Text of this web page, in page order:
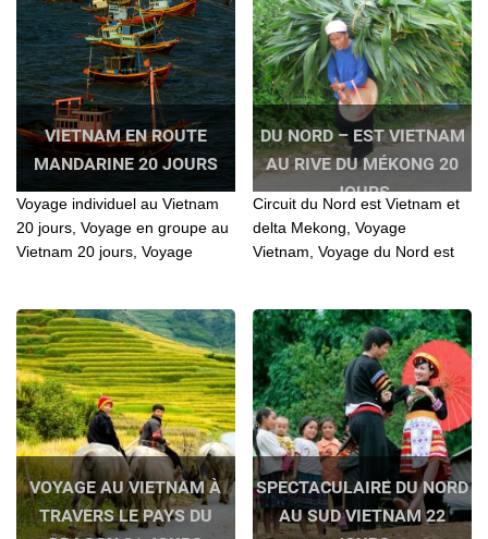
semaines, Voyage au Nord
Vietnam, Voyage au Vietnam...
jours, Voyage individuel
Vietnam 20 jours
VIETNAM EN ROUTE
MANDARINE 20 JOURS
Voyage individuel au Vietnam
20 jours, Voyage en groupe au
Vietnam 20 jours, Voyage
Voyage au Nord Vietnam
DU NORD – EST VIETNAM
AU RIVE DU MÉKONG 20
JOURS
Circuit du Nord est Vietnam et
delta Mekong, Voyage
Vietnam, Voyage du Nord est
jours, Voyage au Nord Vietnam
VOYAGE AU VIETNAM À
TRAVERS LE PAYS DU
SPECTACULAIRE DU NORD
AU SUD VIETNAM 22